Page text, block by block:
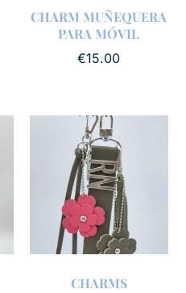
CHARM MUÑEQUERA
PARA MÓVIL
€15.00
CHARMS